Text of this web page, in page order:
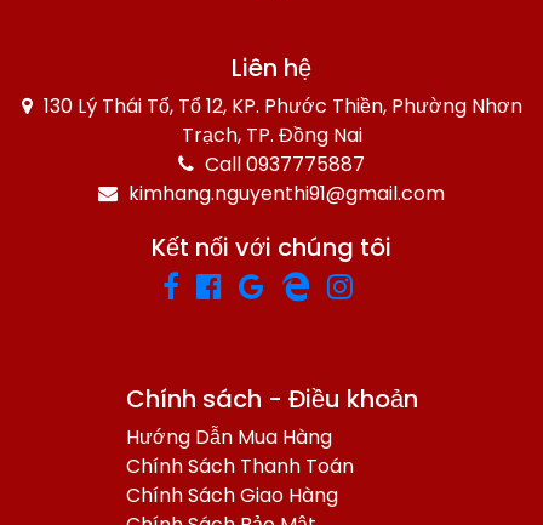
Liên hệ
130 Lý Thái Tổ, Tổ 12, KP. Phước Thiền, Phường Nhơn
Trạch, TP. Đồng Nai
Call 0937775887
kimhang.nguyenthi91@gmail.com
Kết nối với chúng tôi
Chính sách - Điều khoản
Hướng Dẫn Mua Hàng
Chính Sách Thanh Toán
Chính Sách Giao Hàng